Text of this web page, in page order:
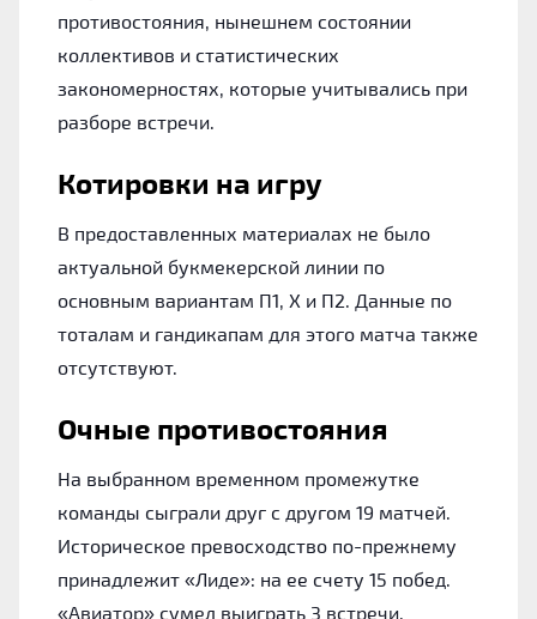
противостояния, нынешнем состоянии
коллективов и статистических
закономерностях, которые учитывались при
разборе встречи.
Котировки на игру
В предоставленных материалах не было
актуальной букмекерской линии по
основным вариантам П1, Х и П2. Данные по
тоталам и гандикапам для этого матча также
отсутствуют.
Очные противостояния
На выбранном временном промежутке
команды сыграли друг с другом 19 матчей.
Историческое превосходство по-прежнему
принадлежит «Лиде»: на ее счету 15 побед.
«Авиатор» сумел выиграть 3 встречи.